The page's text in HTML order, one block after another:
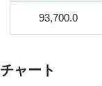
93,700.0
チャート